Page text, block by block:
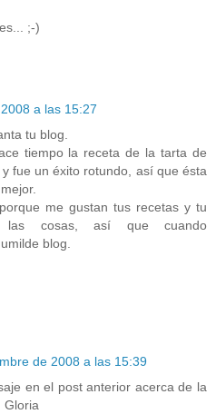
;-)
a las 15:27
tu blog.
tiempo la receta de la tarta de
fue un éxito rotundo, así que ésta
me gustan tus recetas y tu
las cosas, así que cuando
blog.
de 2008 a las 15:39
en el post anterior acerca de la
Gloria